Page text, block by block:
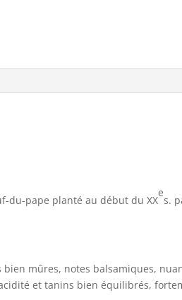
du-pape planté au début du XX
e
s.
mûres, notes balsamiques,
et tanins bien équilibrés,